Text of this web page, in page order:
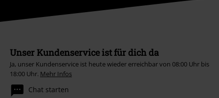
Unser Kundenservice ist für dich da
Ja, unser Kundenservice ist heute wieder erreichbar von 08:00 Uhr bis
18:00 Uhr. Mehr Infos
Chat starten